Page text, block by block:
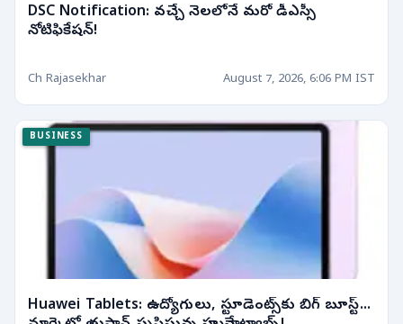
DSC Notification: వచ్చే నెలలోనే మరో డీఎస్సీ
నోటిఫికేషన్!
Ch Rajasekhar August 7, 2026, 6:06 PM IST
BUSINESS
Huawei Tablets: ఉద్యోగులు, స్టూడెంట్స్‌కు బిగ్ బూస్ట్...